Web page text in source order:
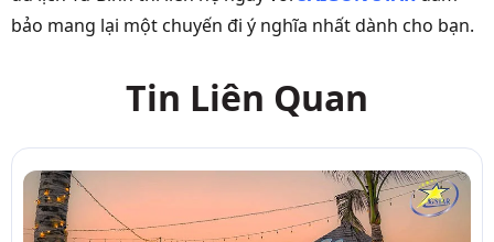
bảo mang lại một chuyến đi ý nghĩa nhất dành cho bạn.
Tin Liên Quan